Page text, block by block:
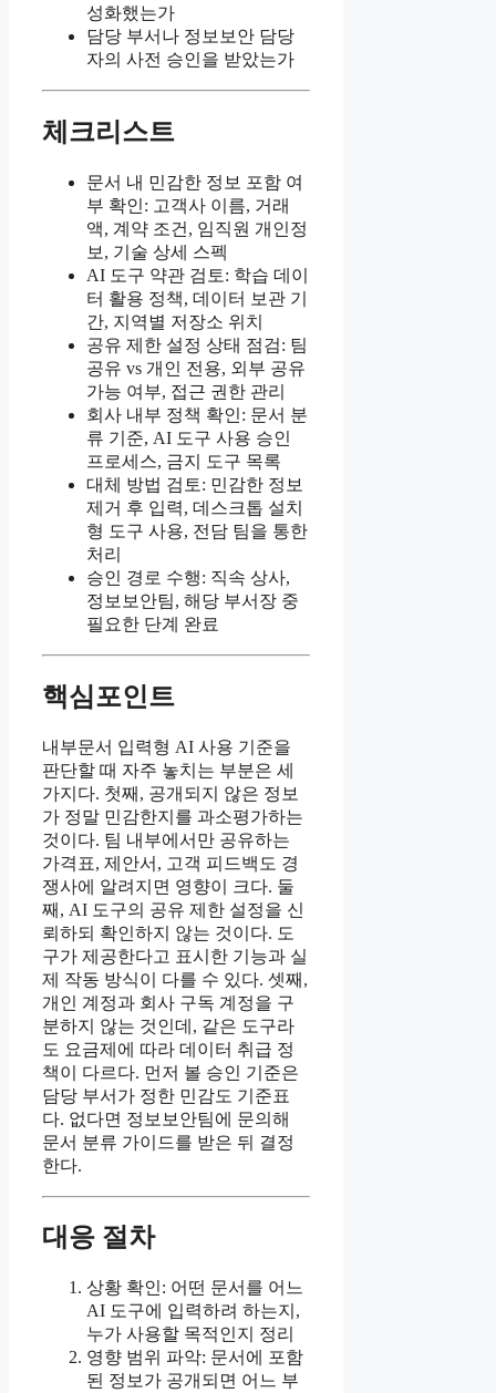
성화했는가
담당 부서나 정보보안 담당
자의 사전 승인을 받았는가
체크리스트
문서 내 민감한 정보 포함 여
부 확인: 고객사 이름, 거래
액, 계약 조건, 임직원 개인정
보, 기술 상세 스펙
AI 도구 약관 검토: 학습 데이
터 활용 정책, 데이터 보관 기
간, 지역별 저장소 위치
공유 제한 설정 상태 점검: 팀
공유 vs 개인 전용, 외부 공유
가능 여부, 접근 권한 관리
회사 내부 정책 확인: 문서 분
류 기준, AI 도구 사용 승인
프로세스, 금지 도구 목록
대체 방법 검토: 민감한 정보
제거 후 입력, 데스크톱 설치
형 도구 사용, 전담 팀을 통한
처리
승인 경로 수행: 직속 상사,
정보보안팀, 해당 부서장 중
필요한 단계 완료
핵심포인트
내부문서 입력형 AI 사용 기준을
판단할 때 자주 놓치는 부분은 세
가지다. 첫째, 공개되지 않은 정보
가 정말 민감한지를 과소평가하는
것이다. 팀 내부에서만 공유하는
가격표, 제안서, 고객 피드백도 경
쟁사에 알려지면 영향이 크다. 둘
째, AI 도구의 공유 제한 설정을 신
뢰하되 확인하지 않는 것이다. 도
구가 제공한다고 표시한 기능과 실
제 작동 방식이 다를 수 있다. 셋째,
개인 계정과 회사 구독 계정을 구
분하지 않는 것인데, 같은 도구라
도 요금제에 따라 데이터 취급 정
책이 다르다. 먼저 볼 승인 기준은
담당 부서가 정한 민감도 기준표
다. 없다면 정보보안팀에 문의해
문서 분류 가이드를 받은 뒤 결정
한다.
대응 절차
상황 확인: 어떤 문서를 어느
AI 도구에 입력하려 하는지,
누가 사용할 목적인지 정리
영향 범위 파악: 문서에 포함
된 정보가 공개되면 어느 부